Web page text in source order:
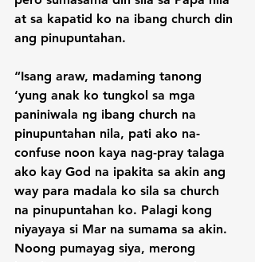
at sa kapatid ko na ibang church din
ang pinupuntahan.
“Isang araw, madaming tanong
‘yung anak ko tungkol sa mga
paniniwala ng ibang church na
pinupuntahan nila, pati ako na-
confuse noon kaya nag-pray talaga
ako kay God na ipakita sa akin ang
way para madala ko sila sa church
na pinupuntahan ko. Palagi kong
niyayaya si Mar na sumama sa akin.
Noong pumayag siya, merong